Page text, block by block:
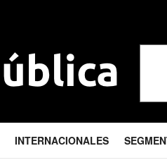
INTERNACIONALES